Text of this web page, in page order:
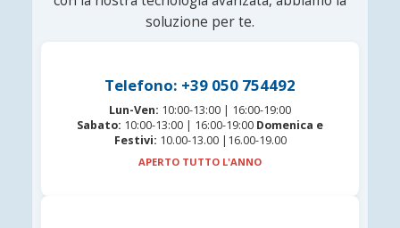
soluzione per te.
Telefono: +39 050 754492
Lun-Ven: 10:00-13:00 | 16:00-19:00
Sabato: 10:00-13:00 | 16:00-19:00 Domenica e
Festivi: 10.00-13.00 |16.00-19.00
APERTO TUTTO L'ANNO